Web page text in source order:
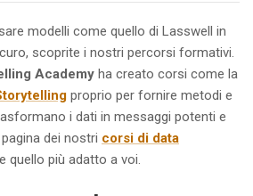
modelli come quello di Lasswell in
scoprite i nostri percorsi formativi.
Academy ha creato corsi come la
proprio per fornire metodi e
i dati in messaggi potenti e
dei nostri corsi di data
quello più adatto a voi.